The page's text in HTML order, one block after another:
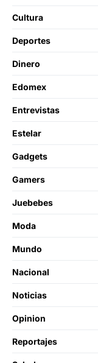
Cultura
Deportes
Dinero
Edomex
Entrevistas
Estelar
Gadgets
Gamers
Juebebes
Moda
Mundo
Nacional
Noticias
Opinion
Reportajes